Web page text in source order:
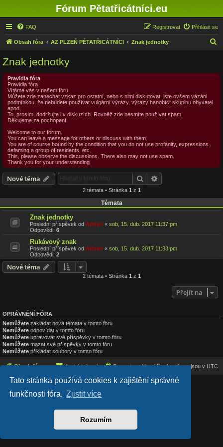
Tato stránka používá cookies k zajištění správné
funkčnosti fóra. Zjistit více
Rozumím
Fórum Pětatřicátníci.eu
FAQ Přihlásit se
Registrovat
Obsah fóra AZ PLZEŇ PĚTATŘICÁTNÍCI Znak jednotky
d
Znak jednotky
Pravidla fóra
Pravidla fóra
Vítáme vás v našem fóru.
Můžete zde zanechat vzkaz pro ostatní, nebo s nimi diskutovat, jste ovšem vázáni
podmínkou, že nebudete používat vulgární výrazy, výrazy hanobící skupinu obyvatel
apod.
To, prosím, dodržujte i v diskuzích. Rovněž zde nesmíte používat spam.
Děkujeme za pochopení
Welcome to our forum.
You can leave a message for others or discuss with them.
You are of course bound by the condition that you do not use profanity, expressions
defaming a group of residents, etc.
This, please observe the discussions. There also may not use spam.
Thank you for your understanding
Nové téma Hledat
2 témata • Stránka 1 z 1
Témata
Znak jednotky
Poslední příspěvek od Admin « sob, 15. dub. 2017 11:37:pm
Odpovědi: 6
Rukávový znak
Poslední příspěvek od Admin « sob, 15. dub. 2017 11:33:pm
Odpovědi: 2
Nové téma
2 témata • Stránka 1 z 1
Přejít na
OPRÁVNĚNÍ FÓRA
Nemůžete zakládat nová témata v tomto fóru
Nemůžete odpovídat v tomto fóru
Nemůžete upravovat své příspěvky v tomto fóru
Nemůžete mazat své příspěvky v tomto fóru
Nemůžete přikládat soubory v tomto fóru
Obsah fóra Všechny časy jsou v UTC
Smazat cookies
Kontaktujte nás
Co-Author:
Český překlad –phpBB.cz
Soukromí|